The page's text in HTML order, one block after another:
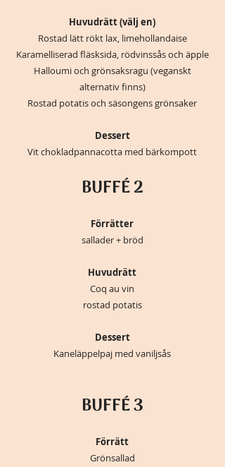
Huvudrätt (välj en)
Rostad lätt rökt lax, limehollandaise
Karamelliserad fläsksida, rödvinssås och äpple
Halloumi och grönsaksragu (veganskt
alternativ finns)
Rostad potatis och säsongens grönsaker
Dessert
Vit chokladpannacotta med bärkompott
BUFFÉ 2
Förrätter
sallader + bröd
Huvudrätt
Coq au vin
rostad potatis
Dessert
Kaneläppelpaj med vaniljsås
BUFFÉ 3
Förrätt
Grönsallad